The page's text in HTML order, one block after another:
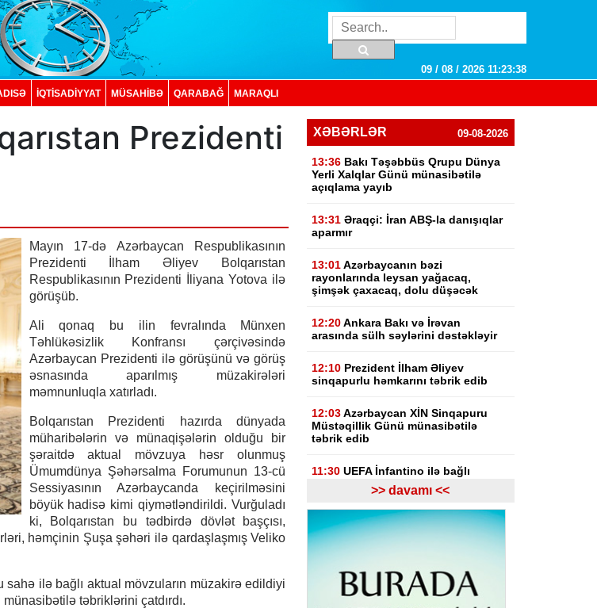
09 / 08 / 2026 11:23:39
İQTISADIYYAT MÜSAHİBƏ QARABAĞ MARAQLI
Prezidenti
Mayın 17-də Azərbaycan Respublikasının
Prezidenti İlham Əliyev Bolqarıstan
Respublikasının Prezidenti İliyana Yotova ilə
görüşüb.
Ali qonaq bu ilin fevralında Münxen
Təhlükəsizlik Konfransı çərçivəsində
Azərbaycan Prezidenti ilə görüşünü və görüş
əsnasında aparılmış müzakirələri
məmnunluqla xatırladı.
Bolqarıstan Prezidenti hazırda dünyada
müharibələrin və münaqişələrin olduğu bir
şəraitdə aktual mövzuya həsr olunmuş
Ümumdünya Şəhərsalma Forumunun 13-cü
Sessiyasının Azərbaycanda keçirilməsini
böyük hadisə kimi qiymətləndirildi. Vurğuladı
ki, Bolqarıstan bu tədbirdə dövlət başçısı,
həmçinin Şuşa şəhəri ilə qardaşlaşmış Veliko
ilə bağlı aktual mövzuların müzakirə edildiyi
təbriklərini çatdırdı.
XƏBƏRLƏR 09-08-2026
13:36 Bakı Təşəbbüs Qrupu Dünya
Yerli Xalqlar Günü münasibətilə
açıqlama yayıb
13:31 Əraqçi: İran ABŞ-la danışıqlar
aparmır
13:01 Azərbaycanın bəzi
rayonlarında leysan yağacaq,
şimşək çaxacaq, dolu düşəcək
12:20 Ankara Bakı və İrəvan
arasında sülh səylərini dəstəkləyir
12:10 Prezident İlham Əliyev
sinqapurlu həmkarını təbrik edib
12:03 Azərbaycan XİN Sinqapuru
Müstəqillik Günü münasibətilə
təbrik edib
11:30 UEFA İnfantino ilə bağlı
araşdırmaya hazırlaşır
"Inter Mayami" Neymarı
heyətinə qatmaq istəyir
ın nəzarətində olmayan hissəsində
yenidənqurma işlərini təsdiqləyib
>> davamı <<